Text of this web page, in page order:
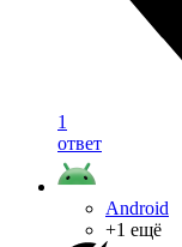
1
ответ
Android
+1 ещё